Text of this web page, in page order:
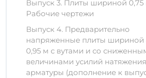
Изготавливается из
цемента, заполнителей и
позволяет добиться
и прочности. Важно
применяемые материалы
соответствовать современным
и технологиям.
Выпуск 3. Плиты шириной 0,75
Рабочие чертежи
Выпуск 4. Предварительно
напряженные плиты шириной
0,95 м с вутами и со
величинами усилий
арматуры (дополнение к